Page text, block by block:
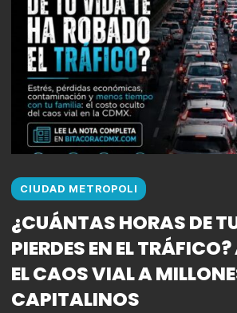
CIUDAD METROPOLI
¿CUÁNTAS HORAS DE
PIERDES EN EL
EL CAOS VIAL A
CAPITALINOS